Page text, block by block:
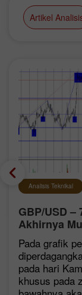
Artikel
Analisis Teknikal
GBP/USD
Akhirnya
Pada grafik
pada hari
khusus pada